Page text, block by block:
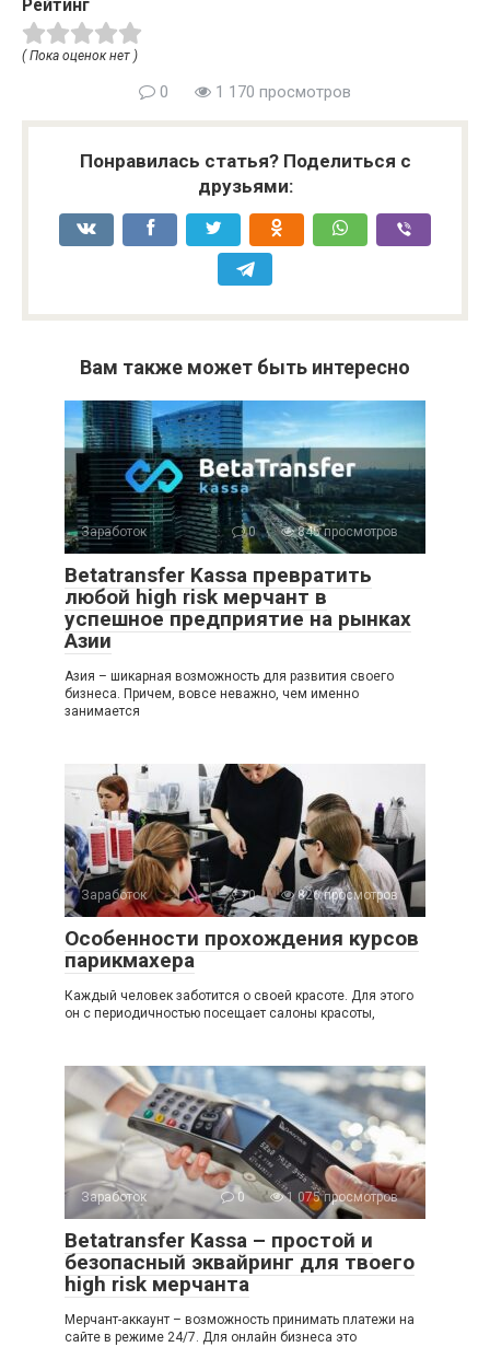
Рейтинг
( Пока оценок нет )
0 1 170 просмотров
Понравилась статья? Поделиться с
друзьями:
Вам также может быть интересно
Заработок 0 845 просмотров
Betatransfer Kassa превратить
любой high risk мерчант в
успешное предприятие на рынках
Азии
Азия – шикарная возможность для развития своего
бизнеса. Причем, вовсе неважно, чем именно
занимается
Заработок 0 826 просмотров
Особенности прохождения курсов
парикмахера
Каждый человек заботится о своей красоте. Для этого
он с периодичностью посещает салоны красоты,
Заработок 0 1 075 просмотров
Betatransfer Kassa – простой и
безопасный эквайринг для твоего
high risk мерчанта
Мерчант-аккаунт – возможность принимать платежи на
сайте в режиме 24/7. Для онлайн бизнеса это